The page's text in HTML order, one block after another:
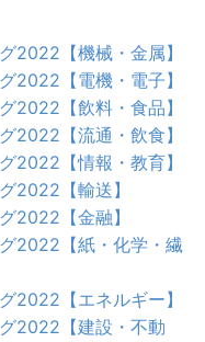
2022【機械・金属】
2022【電機・電子】
2022【飲料・食品】
2022【流通・飲食】
2022【情報・教育】
2022【輸送】
2022【金融】
2022【紙・化学・繊
2022【エネルギー】
2022【建設・不動